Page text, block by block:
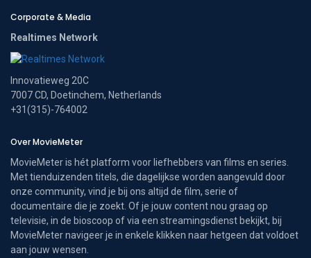
Corporate & Media
Realtimes Network
Innovatieweg 20C
7007 CD, Doetinchem, Netherlands
+31(315)-764002
Over MovieMeter
MovieMeter is hét platform voor liefhebbers van films en series.
Met tienduizenden titels, die dagelijkse worden aangevuld door
onze community, vind je bij ons altijd de film, serie of
documentaire die je zoekt. Of je jouw content nou graag op
televisie, in de bioscoop of via een streamingsdienst bekijkt, bij
MovieMeter navigeer je in enkele klikken naar hetgeen dat voldoet
aan jouw wensen.